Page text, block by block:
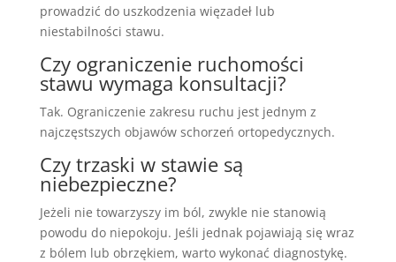
prowadzić do uszkodzenia więzadeł lub
niestabilności stawu.
Czy ograniczenie ruchomości
stawu wymaga konsultacji?
Tak. Ograniczenie zakresu ruchu jest jednym z
najczęstszych objawów schorzeń ortopedycznych.
Czy trzaski w stawie są
niebezpieczne?
Jeżeli nie towarzyszy im ból, zwykle nie stanowią
powodu do niepokoju. Jeśli jednak pojawiają się wraz
z bólem lub obrzękiem, warto wykonać diagnostykę.